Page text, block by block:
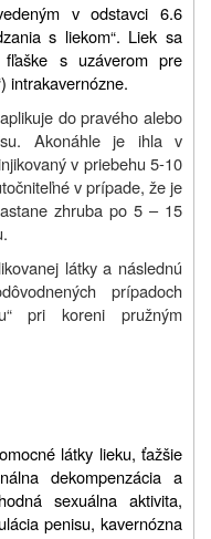
v odstavci 6.6
s liekom“. Liek sa
s uzáverom pre
intrakavernózne.
do pravého alebo
Akonáhle je ihla v
v priebehu 5-10
v prípade, že je
zhruba po 5 – 15
látky a následnú
prípadoch
pri koreni pružným
látky lieku, ťažšie
dekompenzácia a
sexuálna aktivita,
penisu, kavernózna